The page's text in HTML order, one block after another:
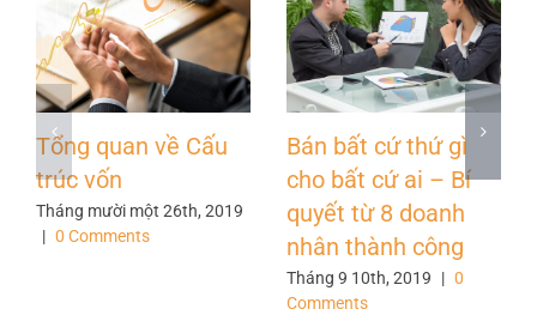
Tổng quan về Cấu
trúc vốn
Tháng mười một 26th, 2019
| 0 Comments
Bán bất cứ thứ gì
cho bất cứ ai – Bí
quyết từ 8 doanh
nhân thành công
Tháng 9 10th, 2019 | 0
Comments